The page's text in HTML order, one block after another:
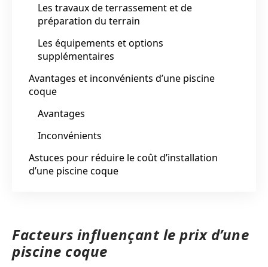
Les travaux de terrassement et de
préparation du terrain
Les équipements et options
supplémentaires
Avantages et inconvénients d’une piscine
coque
Avantages
Inconvénients
Astuces pour réduire le coût d’installation
d’une piscine coque
Facteurs influençant le prix d’une
piscine coque